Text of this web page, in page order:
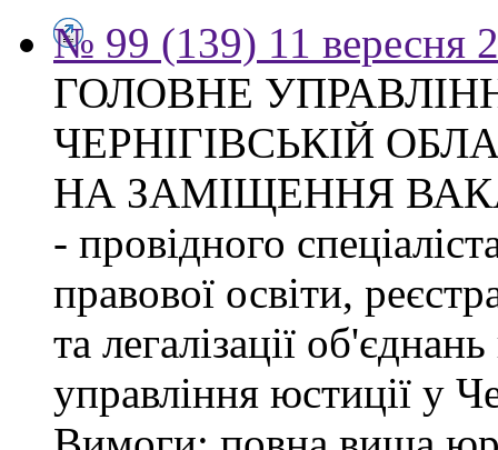
№ 99 (139) 11 вересня
ГОЛОВНЕ
ЧЕРНІГІВСЬКІЙ
НА ЗАМІЩЕННЯ
- провідного
правової освіти,
та легалізації
управління юстиції у